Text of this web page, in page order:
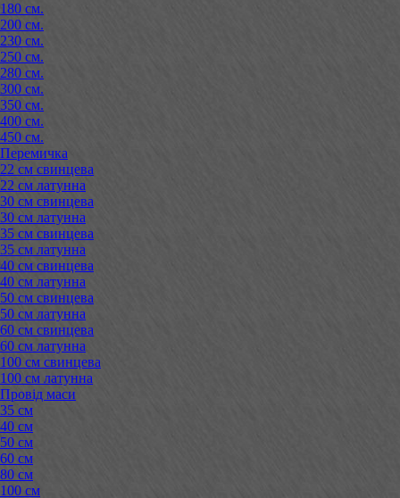
180 см.
200 см.
230 см.
250 см.
280 см.
300 см.
350 см.
400 см.
450 см.
Перемичка
22 см свинцева
22 см латунна
30 см свинцева
30 см латунна
35 см свинцева
35 см латунна
40 см свинцева
40 см латунна
50 см свинцева
50 см латунна
60 см свинцева
60 см латунна
100 см свинцева
100 см латунна
Провід маси
35 см
40 см
50 см
60 см
80 см
100 см